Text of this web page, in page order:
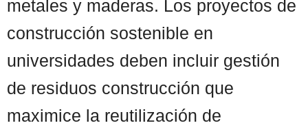
metales y maderas. Los proyectos de
construcción sostenible en
universidades deben incluir gestión
de residuos construcción que
maximice la reutilización de